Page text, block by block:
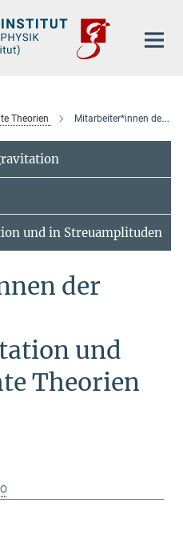
Theorien Mitarbeiter*innen der Abteilung
und in Streuamplituden
der
und
Theorien